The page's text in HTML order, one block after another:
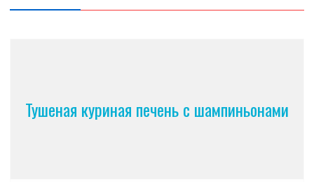
Тушеная куриная печень с шампиньонами